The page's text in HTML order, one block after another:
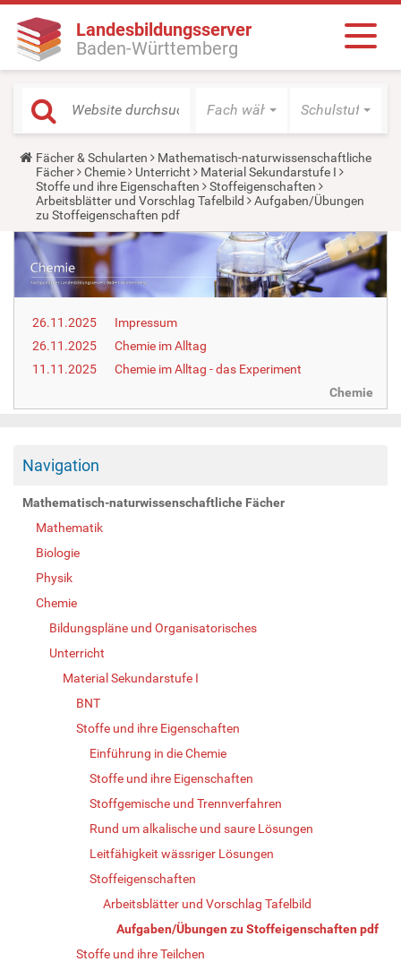
Landesbildungsserver
Baden-Württemberg
Fach wählen Schulstufe
Y
o
u
a
r
e
h
e
r
e
:
Fächer & Schularten
Mathematisch-naturwissenschaftliche
Fächer
Chemie Unterricht
Material Sekundarstufe I
Stoffe und ihre Eigenschaften
Stoffeigenschaften
Arbeitsblätter und Vorschlag Tafelbild
Aufgaben/Übungen
zu Stoffeigenschaften pdf
26.11.2025
Impressum
26.11.2025
Chemie im Alltag
11.11.2025
Chemie im Alltag - das Experiment
Chemie
Navigation
Mathematisch-naturwissenschaftliche Fächer
Mathematik
Biologie
Physik
Chemie
Bildungspläne und Organisatorisches
Unterricht
Material Sekundarstufe I
BNT
Stoffe und ihre Eigenschaften
Einführung in die Chemie
Stoffe und ihre Eigenschaften
Stoffgemische und Trennverfahren
Rund um alkalische und saure Lösungen
Leitfähigkeit wässriger Lösungen
Stoffeigenschaften
Arbeitsblätter und Vorschlag Tafelbild
Aufgaben/Übungen zu Stoffeigenschaften pdf
Stoffe und ihre Teilchen